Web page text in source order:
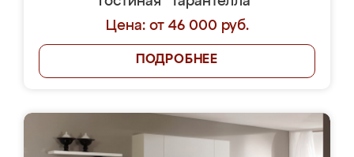
Цена: от 46 000 руб.
ПОДРОБНЕЕ